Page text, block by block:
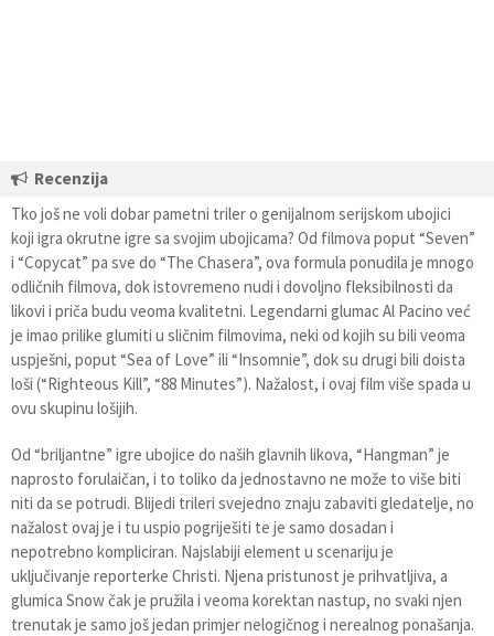
Recenzija
Tko još ne voli dobar pametni triler o genijalnom serijskom ubojici
koji igra okrutne igre sa svojim ubojicama? Od filmova poput “Seven”
i “Copycat” pa sve do “The Chasera”, ova formula ponudila je mnogo
odličnih filmova, dok istovremeno nudi i dovoljno fleksibilnosti da
likovi i priča budu veoma kvalitetni. Legendarni glumac Al Pacino već
je imao prilike glumiti u sličnim filmovima, neki od kojih su bili veoma
uspješni, poput “Sea of Love” ili “Insomnie”, dok su drugi bili doista
loši (“Righteous Kill”, “88 Minutes”). Nažalost, i ovaj film više spada u
ovu skupinu lošijih.
Od “briljantne” igre ubojice do naših glavnih likova, “Hangman” je
naprosto forulaičan, i to toliko da jednostavno ne može to više biti
niti da se potrudi. Blijedi trileri svejedno znaju zabaviti gledatelje, no
nažalost ovaj je i tu uspio pogriješiti te je samo dosadan i
nepotrebno kompliciran. Najslabiji element u scenariju je
uključivanje reporterke Christi. Njena pristunost je prihvatljiva, a
glumica Snow čak je pružila i veoma korektan nastup, no svaki njen
trenutak je samo još jedan primjer nelogičnog i nerealnog ponašanja.